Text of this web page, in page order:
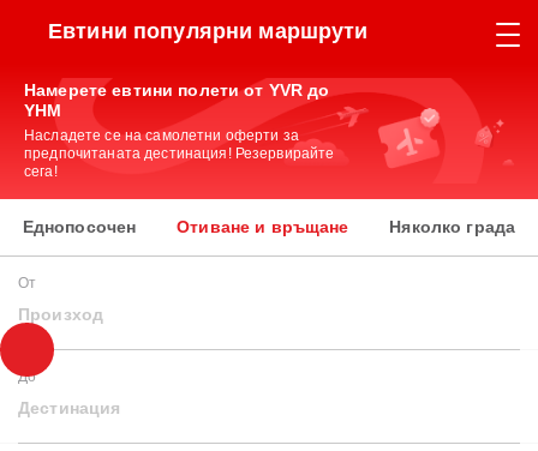
Евтини популярни маршрути
Намерете евтини полети от YVR до
YHM
Насладете се на самолетни оферти за
предпочитаната дестинация! Резервирайте
сега!
Еднопосочен Отиване и връщане Няколко града
От
Произход
До
Дестинация